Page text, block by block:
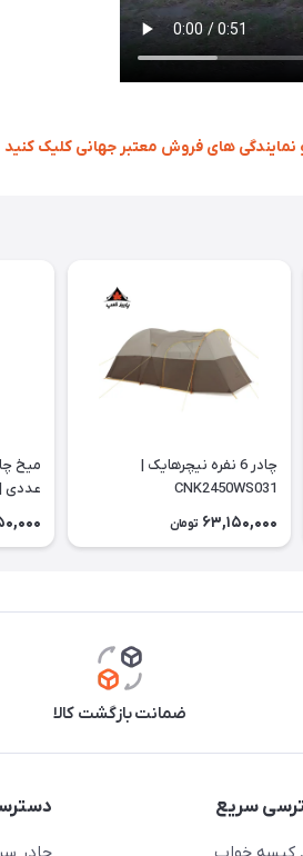
های فروش معتبر جهانی کلیک کنید
چادر 6 نفره نیچرهایک |
CNK2450WS031
63,150,000 تومان
عددی | NH15A008-I
ضمانت بازگشت کالا
سریع